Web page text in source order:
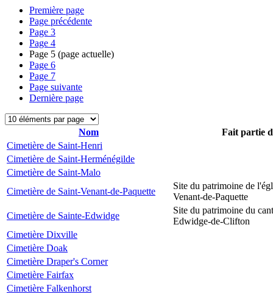
Première page
Page précédente
Page 3
Page 4
Page 5 (page actuelle)
Page 6
Page 7
Page suivante
Dernière page
Nom
Fait partie
Cimetière de Saint-Henri
Cimetière de Saint-Herménégilde
Cimetière de Saint-Malo
Cimetière de Saint-Venant-de-Paquette
Site du patrimoine de
Venant-de-Paquette
Cimetière de Sainte-Edwidge
Site du patrimoine du
Edwidge-de-Clifton
Cimetière Dixville
Cimetière Doak
Cimetière Draper's Corner
Cimetière Fairfax
Cimetière Falkenhorst